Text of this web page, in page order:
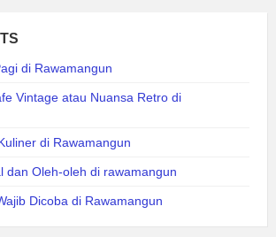
di Rawamangun
Vintage atau Nuansa Retro di
di Rawamangun
dan Oleh-oleh di rawamangun
Dicoba di Rawamangun